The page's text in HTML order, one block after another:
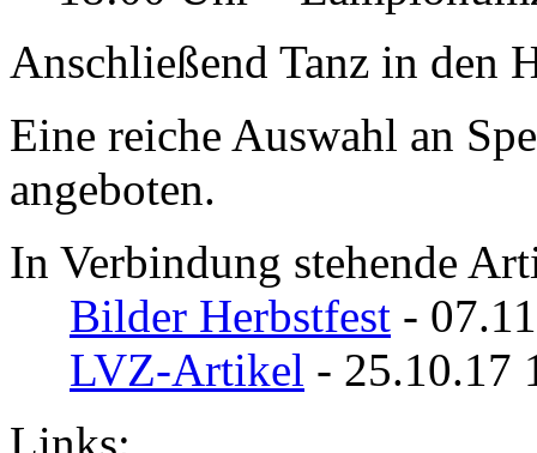
Anschließend Tanz in den
Eine reiche Auswahl an
angeboten.
In Verbindung stehende
Bilder Herbstfest -
LVZ-Artikel - 25.10.17
Links: